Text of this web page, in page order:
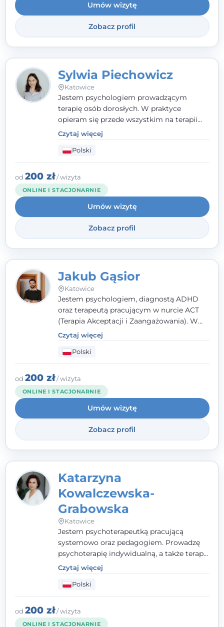
Umów wizytę
Zobacz profil
Sylwia Piechowicz
Katowice
Jestem psychologiem prowadzącym
terapię osób dorosłych. W praktyce
opieram się przede wszystkim na terapii
poznawczo-behawioralnej (CBT), a także na
podejściu skoncentrowanym na
rozwiązaniach (TSR) oraz Racjonalnej
Terapii Zachowania (RTZ). Dużą wagę
przykładam do relacji opartej na empatii,
poczuciu bezpieczeństwa i wzajemnym
zrozumieniu.
Czytaj więcej
Polski
od 200 zł/ wizyta
ONLINE I STACJONARNIE
Umów wizytę
Zobacz profil
Jakub Gąsior
Katowice
Jestem psychologiem, diagnostą ADHD
oraz terapeutą pracującym w nurcie ACT
(Terapia Akceptacji i Zaangażowania). W
kontakcie z pacjentem najważniejsze są dla
mnie serdeczność, zrozumienie i atmosfera
pełna ciepła. Wierzę, że skuteczna terapia
to wspólne działanie - razem tworzymy
zespół, który szuka rozwiązań.
Czytaj więcej
Polski
od 200 zł/ wizyta
ONLINE I STACJONARNIE
Umów wizytę
Zobacz profil
Katarzyna
Kowalczewska-
Grabowska
Katowice
Jestem psychoterapeutką pracującą
systemowo oraz pedagogiem. Prowadzę
psychoterapię indywidualną, a także terapię
par, małżeństw i rodzin. Patrzę na
człowieka całościowo - w kontekście jego
relacji z rodziną, pracą i otoczeniem - i
opieram współpracę na Twoich mocnych
stronach.
Czytaj więcej
Polski
od 200 zł/ wizyta
ONLINE I STACJONARNIE